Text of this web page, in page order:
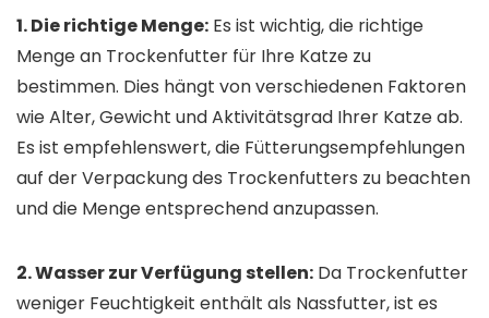
1. Die richtige Menge: Es ist wichtig, die richtige
Menge an Trockenfutter für Ihre Katze zu
bestimmen. Dies hängt von verschiedenen Faktoren
wie Alter, Gewicht und Aktivitätsgrad Ihrer Katze ab.
Es ist empfehlenswert, die Fütterungsempfehlungen
auf der Verpackung des Trockenfutters zu beachten
und die Menge entsprechend anzupassen.
2. Wasser zur Verfügung stellen: Da Trockenfutter
weniger Feuchtigkeit enthält als Nassfutter, ist es